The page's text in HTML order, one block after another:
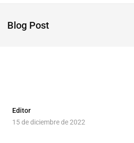
Blog Post
Editor
15 de diciembre de 2022